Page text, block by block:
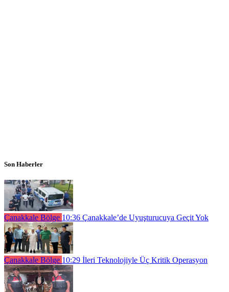
Son Haberler
Çanakkale Bölge 10:36 Çanakkale’de Uyuşturucuya Geçit Yok
Çanakkale Bölge 10:29 İleri Teknolojiyle Üç Kritik Operasyon